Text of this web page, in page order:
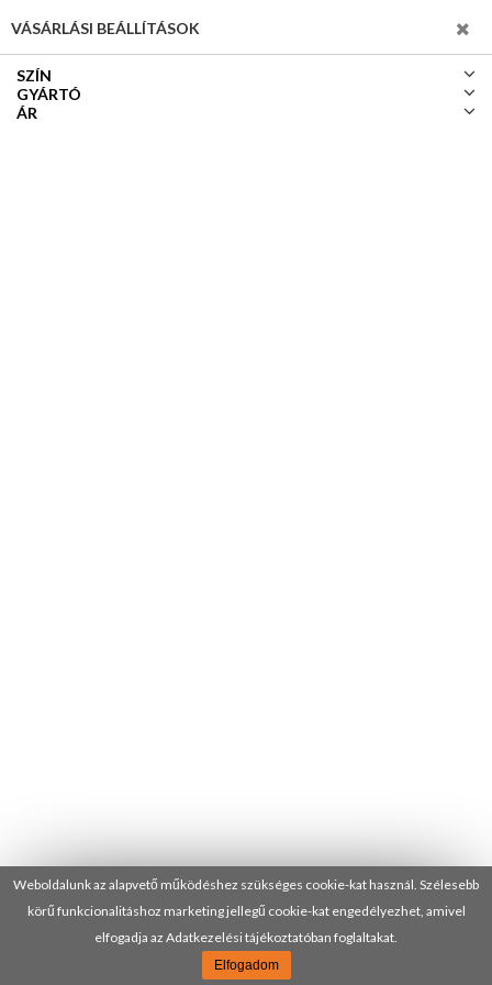
Weboldalunk az alapvető működéshez szükséges cookie-kat használ. Szélesebb
körű funkcionalitáshoz marketing jellegű cookie-kat engedélyezhet, amivel
elfogadja az Adatkezelési tájékoztatóban foglaltakat.
Elfogadom
VÁSÁRLÁSI BEÁLLÍTÁSOK
SZÍN
GYÁRTÓ
ÁR